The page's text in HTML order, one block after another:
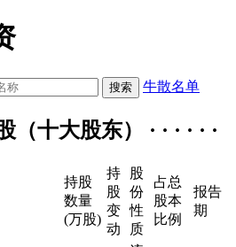
牛散名单
十大股东） · · · · · ·
持股
数量
(万股)
持
股
变
动
股
份
性
质
占总
股本
比例
报告
期